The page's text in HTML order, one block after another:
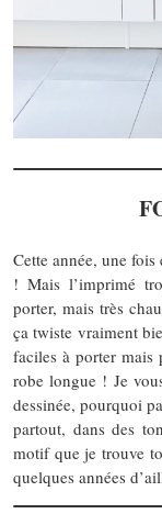
Cette année, une
! Mais l’imprimé
porter, mais très
ça twiste vraiment
faciles à porter mais
robe longue ! Je
dessinée, pourquoi
partout, dans des
motif que je trouve
quelques années